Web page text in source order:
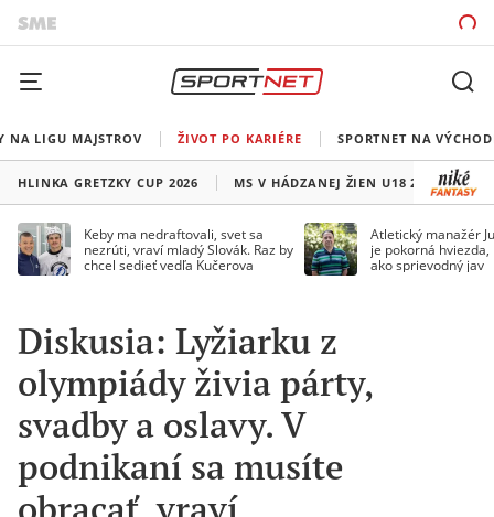
NA LIGU MAJSTROV ŽIVOT PO KARIÉRE SPORTNET NA
HLINKA GRETZKY CUP 2026 MS V HÁDZANEJ ŽIEN U18 2026
Keby ma nedraftovali, svet sa
nezrúti, vraví mladý Slovák. Raz by
chcel sedieť vedľa Kučerova
Atletický manažér
je pokorná
ako sprievodný jav
Diskusia: Lyžiarku z
olympiády živia párty,
svadby a oslavy. V
podnikaní sa musíte